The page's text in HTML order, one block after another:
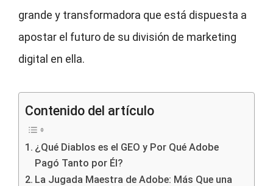
grande y transformadora que está dispuesta a
apostar el futuro de su división de marketing
digital en ella.
Contenido del artículo
¿Qué Diablos es el GEO y Por Qué Adobe
Pagó Tanto por Él?
La Jugada Maestra de Adobe: Más Que una